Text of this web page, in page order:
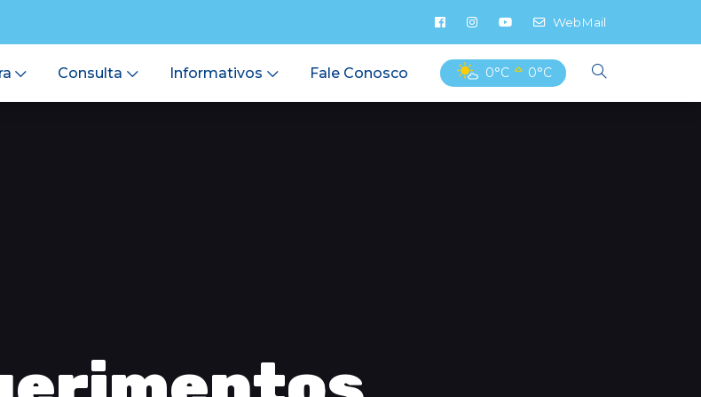
WebMail
Consulta Informativos Fale Conosco 0°C 0°C